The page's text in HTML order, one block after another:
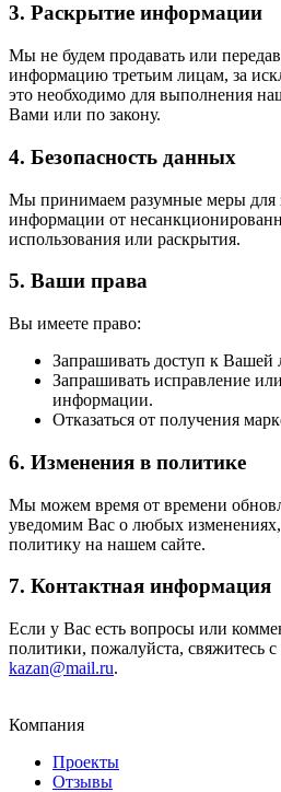
3. Раскрытие информации
Мы не будем продавать или
информацию третьим лицам, за
это необходимо для выполнения
Вами или по закону.
4. Безопасность данных
Мы принимаем разумные меры
информации от
использования или раскрытия.
5. Ваши права
Вы имеете право:
Запрашивать доступ к
Запрашивать исправление
информации.
Отказаться от получения
6. Изменения в политике
Мы можем время от времени
уведомим Вас о любых
политику на нашем сайте.
7. Контактная информация
Если у Вас есть вопросы или
политики, пожалуйста, свяжитесь
kazan@mail.ru.
Компания
Проекты
Отзывы